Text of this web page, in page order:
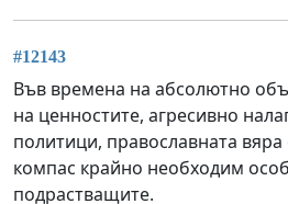
#12143
Във времена на абсолютно
на ценностите, агресивно
политици, православната
компас крайно необходим
подрастващите.